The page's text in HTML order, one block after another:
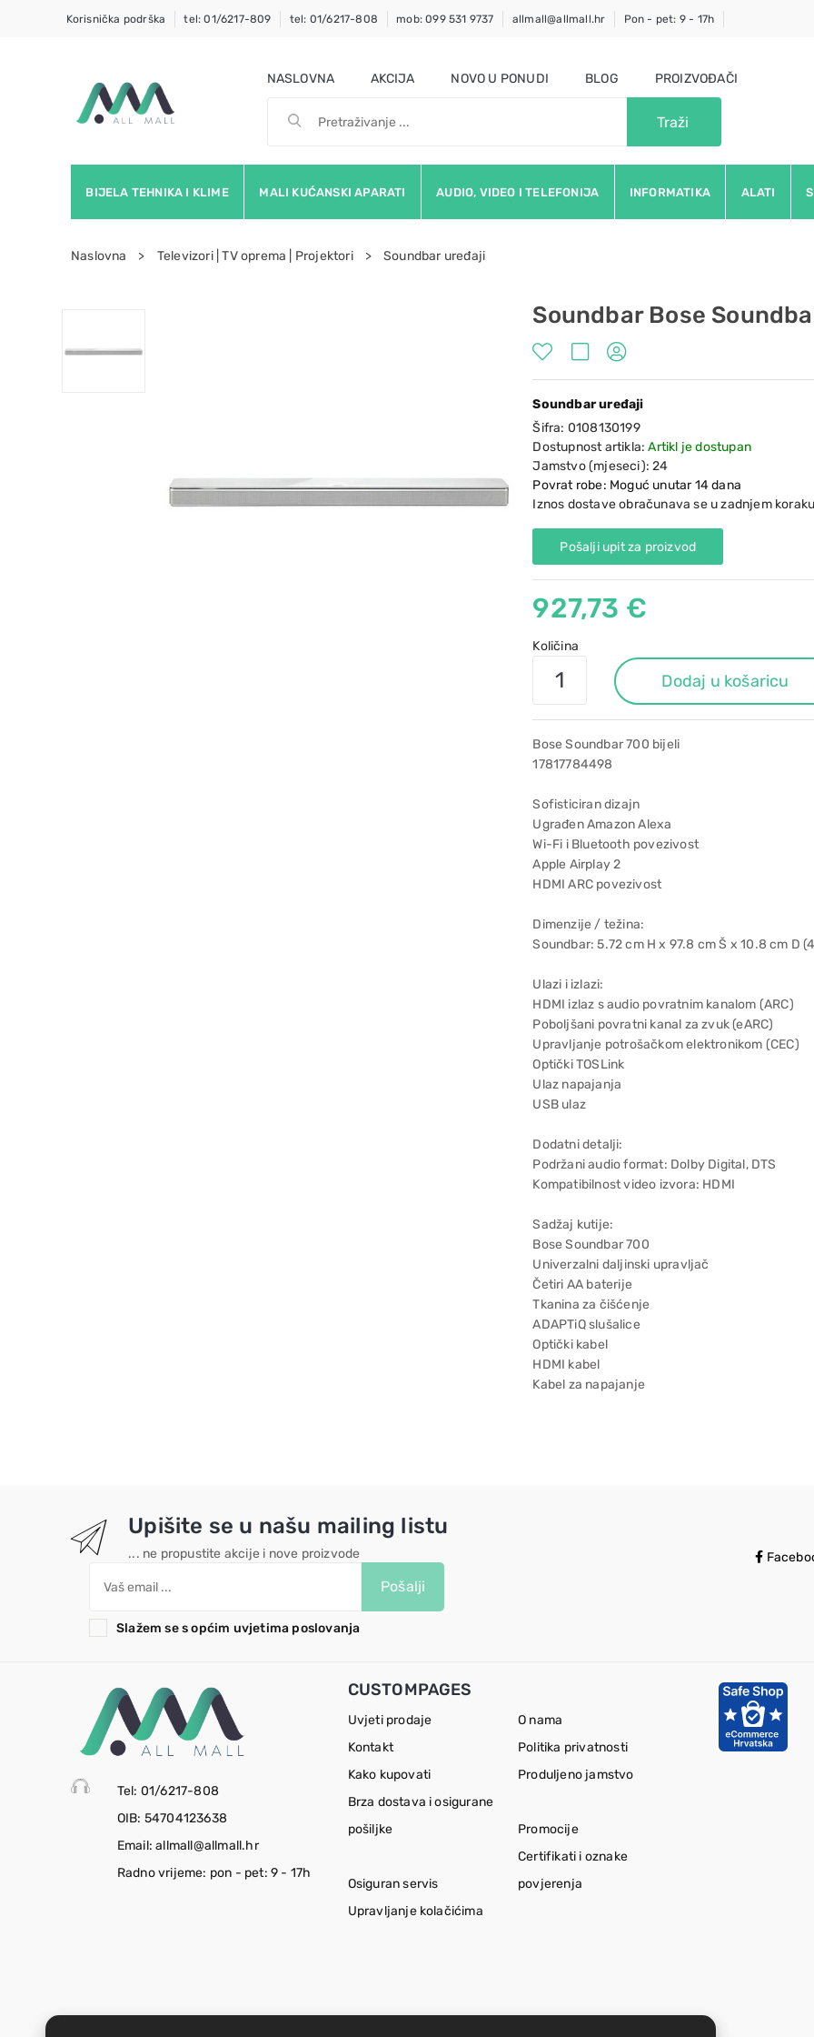
Korisnička podrška tel: 01/6217-809 tel: 01/6217-808 mob: 099 531 9737 allmall@allmall.hr Pon - pet: 9 - 17h
NASLOVNA AKCIJA NOVO U PONUDI BLOG PROIZVOĐAČI
Traži
BIJELA TEHNIKA I KLIME MALI KUĆANSKI APARATI AUDIO, VIDEO I TELEFONIJA INFORMATIKA ALATI
Naslovna Televizori | TV oprema | Projektori Soundbar uređaji
Soundbar Bose
Soundbar uređaji
Šifra: 0108130199
Dostupnost artikla:Artikl je dostupan
Jamstvo (mjeseci):24
Povrat robe: Moguć unutar 14 dana
Iznos dostave obračunava se u zadnjem
Pošalji upit za proizvod
927,73 €
Količina
Dodaj u košaricu
Bose Soundbar 700 bijeli
17817784498
Sofisticiran dizajn
Ugrađen Amazon Alexa
Wi-Fi i Bluetooth povezivost
Apple Airplay 2
HDMI ARC povezivost
Dimenzije / težina:
Soundbar: 5.72 cm H x 97.8 cm Š x 10.8 cm D
Ulazi i izlazi:
HDMI izlaz s audio povratnim kanalom (ARC)
Poboljšani povratni kanal za zvuk (eARC)
Upravljanje potrošačkom elektronikom (CEC)
Optički TOSLink
Ulaz napajanja
USB ulaz
Dodatni detalji:
Podržani audio format: Dolby Digital, DTS
Kompatibilnost video izvora: HDMI
Sadžaj kutije:
Bose Soundbar 700
Univerzalni daljinski upravljač
Četiri AA baterije
Tkanina za čišćenje
ADAPTiQ slušalice
Optički kabel
HDMI kabel
Kabel za napajanje
Upišite se u našu mailing listu
... ne propustite akcije i nove proizvode
Pošalji
Slažem se s općim uvjetima poslovanja
Tel: 01/6217-808
OIB: 54704123638
Email: allmall@allmall.hr
Radno vrijeme: pon - pet: 9 - 17h
CUSTOMPAGES
Uvjeti prodaje
O nama
Kontakt
Politika privatnosti
Kako kupovati
Produljeno jamstvo
Brza dostava i osigurane
pošiljke
Promocije
Osiguran servis
Certifikati i oznake
povjerenja
Upravljanje kolačićima